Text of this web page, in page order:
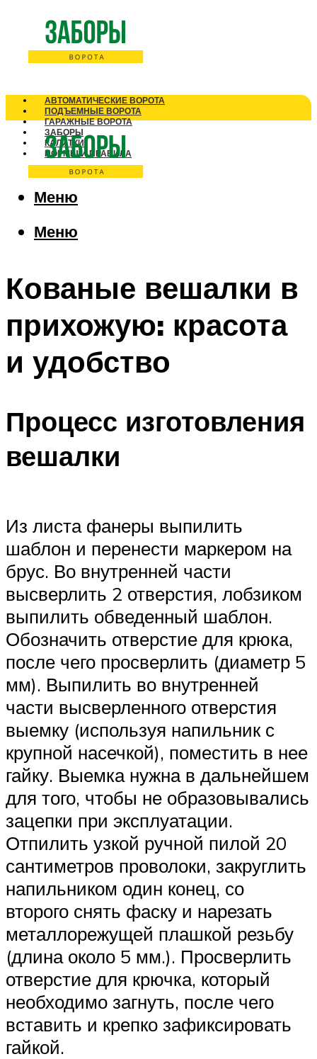
АВТОМАТИЧЕСКИЕ ВОРОТА
ПОДЪЕМНЫЕ ВОРОТА
ГАРАЖНЫЕ ВОРОТА
ЗАБОРЫ
КАЛИТКИ
НОРМЫ И ПРАВИЛА
Меню
Меню
Кованые вешалки в
прихожую: красота
и удобство
Процесс изготовления
вешалки
Из листа фанеры выпилить
шаблон и перенести маркером на
брус. Во внутренней части
высверлить 2 отверстия, лобзиком
выпилить обведенный шаблон.
Обозначить отверстие для крюка,
после чего просверлить (диаметр 5
мм). Выпилить во внутренней
части высверленного отверстия
выемку (используя напильник с
крупной насечкой), поместить в нее
гайку. Выемка нужна в дальнейшем
для того, чтобы не образовывались
зацепки при эксплуатации.
Отпилить узкой ручной пилой 20
сантиметров проволоки, закруглить
напильником один конец, со
второго снять фаску и нарезать
металлорежущей плашкой резьбу
(длина около 5 мм.). Просверлить
отверстие для крючка, который
необходимо загнуть, после чего
вставить и крепко зафиксировать
гайкой.